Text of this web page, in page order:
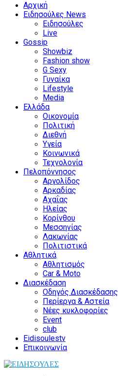
Αρχική
Ειδησούλες News
Ειδησούλες
Live
Gossip
Showbiz
Fashion show
G Sexy
Γυναίκα
Lifestyle
Media
Ελλάδα
Οικονομία
Πολιτική
Διεθνή
Υγεία
Κοινωνικά
Τεχνολογία
Πελοπόννησος
Αργολίδος
Αρκαδίας
Αχαΐας
Ηλείας
Κορίνθου
Μεσσηνίας
Λακωνίας
Πολιτιστικά
Αθλητικά
Αθλητισμός
Car & Moto
Διασκέδαση
Οδηγός Διασκέδασης
Περίεργα & Αστεία
Νέες κυκλοφορίες
Event
club
Eidisoulestv
Επικοινωνία